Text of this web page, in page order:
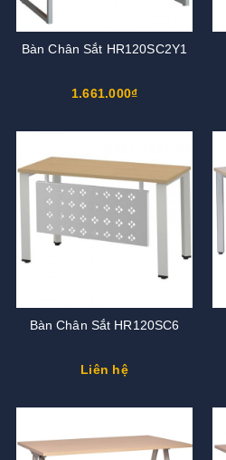
Bàn Chân Sắt HR120SC2Y1
1.661.000₫
Bàn Chân Sắt HR120SC6
Liên hệ